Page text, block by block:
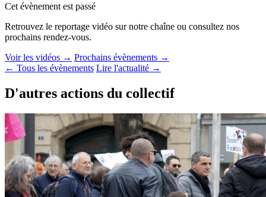
Cet évènement est passé
Retrouvez le reportage vidéo sur notre chaîne ou consultez nos
prochains rendez-vous.
Voir les vidéos → Prochains évènements →
← Tous les évènements Lire l'actualité →
D'autres actions du collectif